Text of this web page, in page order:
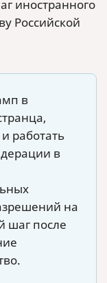
иностранного
Российской
в
работать
в
на
шаг после